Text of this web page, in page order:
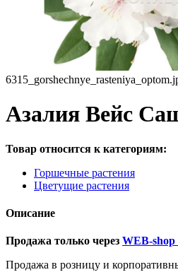
Азалия Вейс
Товар относится к категориям:
Горшечные растения
Цветущие растения
Описание
Продажа только через WEB-shop
Продажа в розницу и